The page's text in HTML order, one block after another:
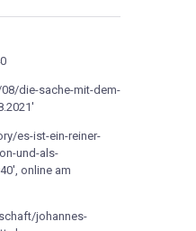
die-sache-mit-dem-
es-ist-ein-reiner-
und-als-
online am
johannes-